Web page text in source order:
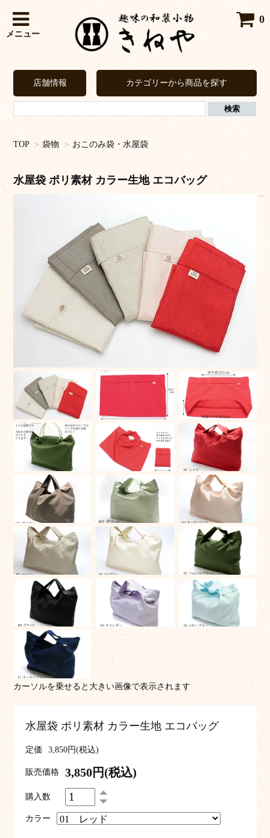
店舗情報 カテゴリーから商品を探す
メニュー
0
TOP > 袋物 > おこのみ袋・水屋袋
水屋袋 ポリ素材 カラー生地 エコバッグ
カーソルを乗せると大きい画像で表示されます
水屋袋 ポリ素材 カラー生地 エコバッグ
定価 3,850円(税込)
販売価格 3,850円(税込)
購入数
カラー